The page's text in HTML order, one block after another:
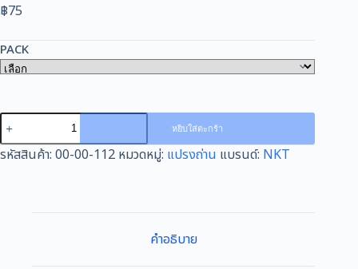
฿75
PACK
จำนวน
แปรง
ถ่าน
หยิบใส่ตะกร้า
รหัสสินค้า: 00-00-112 หมวดหมู่: แปรงถ่าน แบรนด์: NKT
คำอธิบาย